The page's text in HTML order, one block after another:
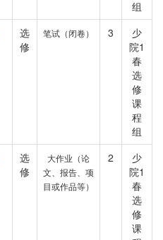
组
选
修
笔试（闭卷） 3
少
院1
春
选
修
课
程
组
选
修
大作业（论
文、报告、项
目或作品等）
2
少
院1
春
选
修
课